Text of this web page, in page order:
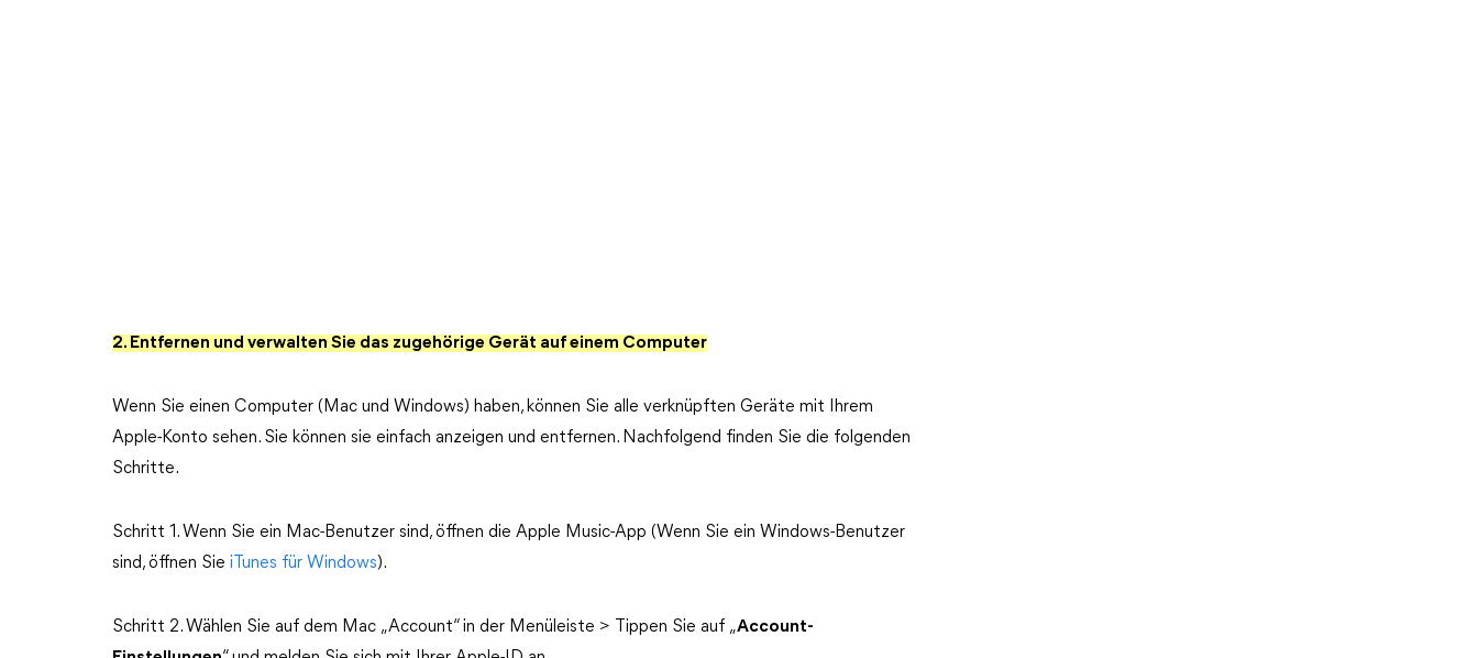
2. Entfernen und verwalten Sie das zugehörige Gerät auf einem Computer
Wenn Sie einen Computer (Mac und Windows) haben, können Sie alle verknüpften Geräte mit Ihrem
Apple-Konto sehen. Sie können sie einfach anzeigen und entfernen. Nachfolgend finden Sie die folgenden
Schritte.
Schritt 1. Wenn Sie ein Mac-Benutzer sind, öffnen die Apple Music-App (Wenn Sie ein Windows-Benutzer
sind, öffnen Sie iTunes für Windows).
Schritt 2. Wählen Sie auf dem Mac „Account“ in der Menüleiste > Tippen Sie auf „Account-